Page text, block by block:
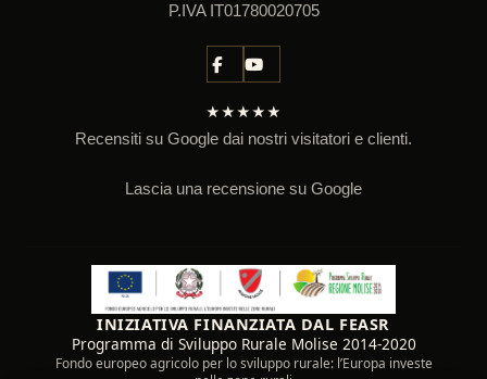
P.IVA IT01780020705
★★★★★
Recensiti su Google dai nostri visitatori e clienti.
Lascia una recensione su Google
INIZIATIVA FINANZIATA DAL FEASR
Programma di Sviluppo Rurale Molise 2014-2020
Fondo europeo agricolo per lo sviluppo rurale: l’Europa investe